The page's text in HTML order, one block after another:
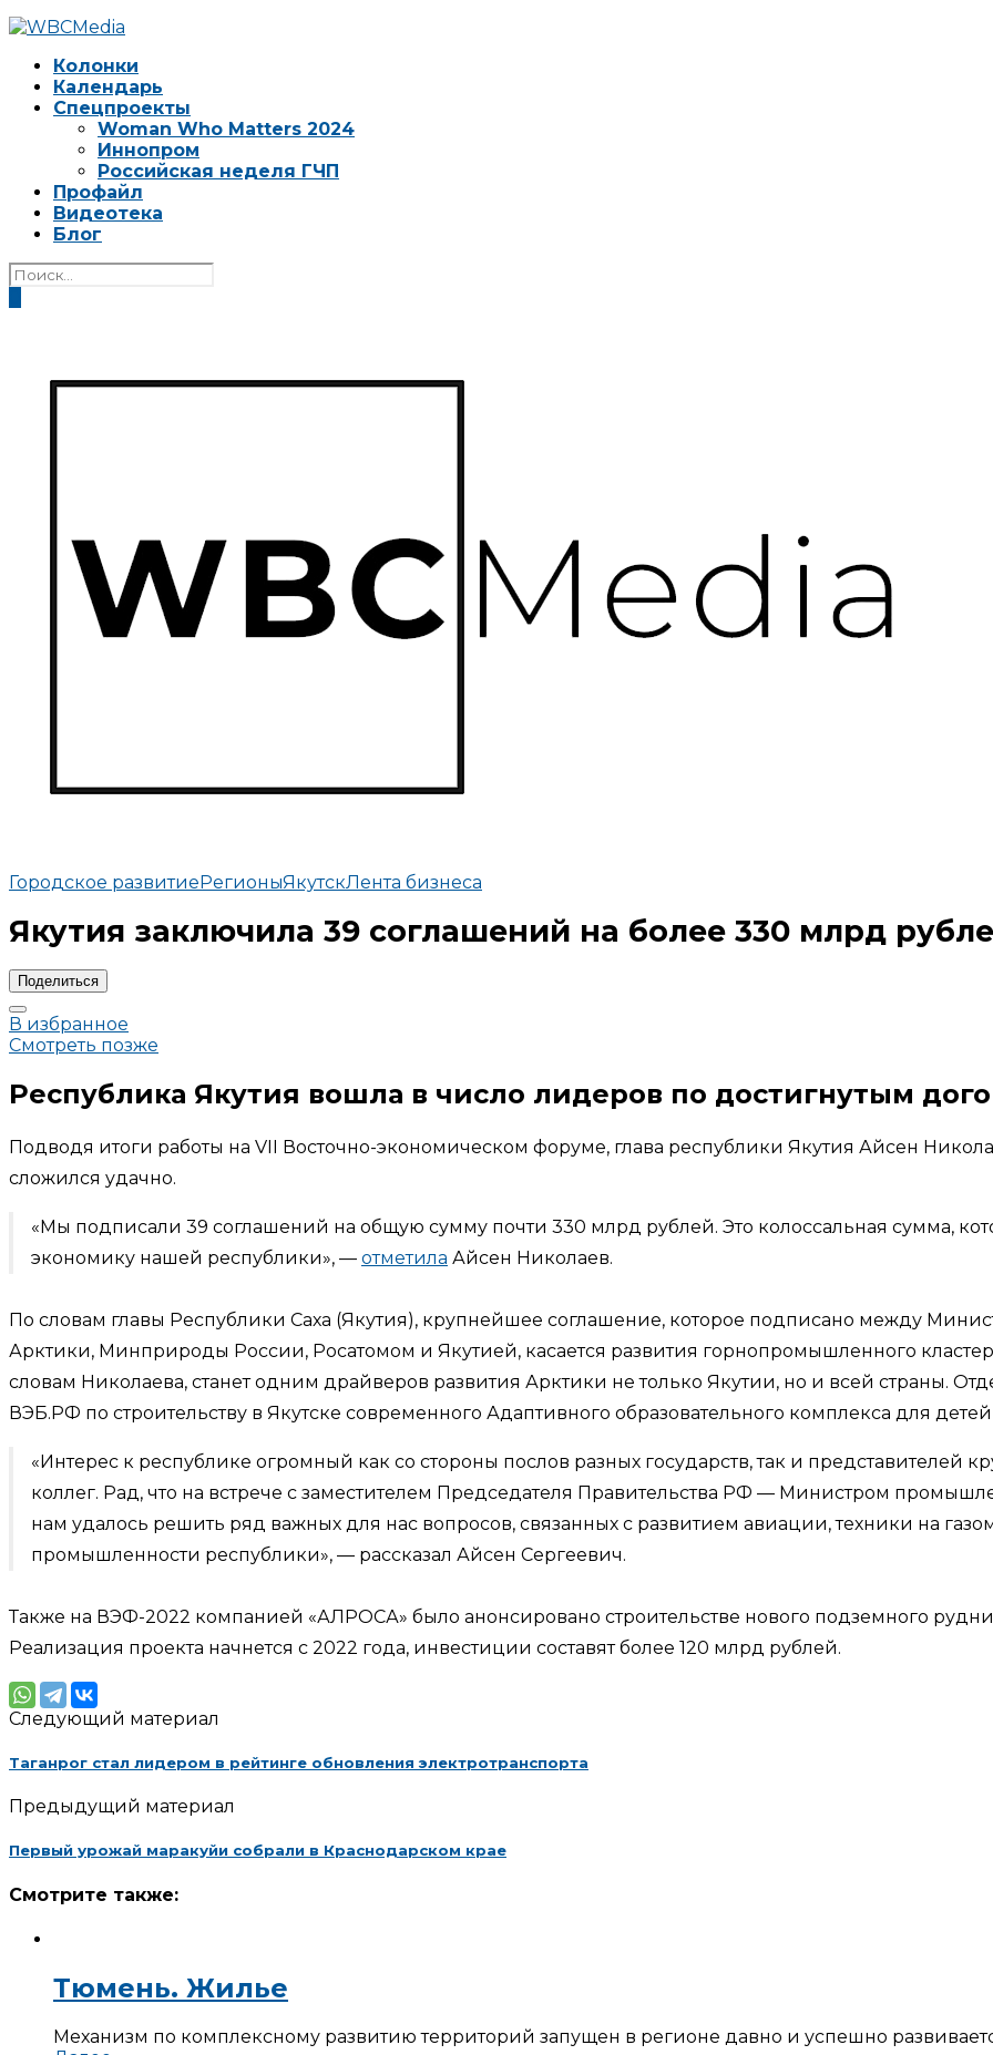
Колонки
Календарь
Спецпроекты
Woman Who Matters 2024
Иннопром
Российская неделя ГЧП
Профайл
Видеотека
Блог
Городское развитиеРегионыЯкутскЛента бизнеса
Якутия заключила 39 соглашений на более 330 млрд
Поделиться
В избранное
Смотреть позже
Республика Якутия вошла в число лидеров по достигнутым
Подводя итоги работы на VII Восточно-экономическом форуме, глава республики Якутия Айсен
сложился удачно.
«Мы подписали 39 соглашений на общую сумму почти 330 млрд рублей. Это колоссальная сумма,
экономику нашей республики», — отметила Айсен Николаев.
По словам главы Республики Саха (Якутия), крупнейшее соглашение, которое подписано между
Арктики, Минприроды России, Росатомом и Якутией, касается развития горнопромышленного
словам Николаева, станет одним драйверов развития Арктики не только Якутии, но и всей страны.
ВЭБ.РФ по строительству в Якутске современного Адаптивного образовательного комплекса для
«Интерес к республике огромный как со стороны послов разных государств, так и представителей
коллег. Рад, что на встрече с заместителем Председателя Правительства РФ — Министром
нам удалось решить ряд важных для нас вопросов, связанных с развитием авиации, техники на
промышленности республики», — рассказал Айсен Сергеевич.
Также на ВЭФ-2022 компанией «АЛРОСА» было анонсировано строительстве нового подземного
Реализация проекта начнется с 2022 года, инвестиции составят более 120 млрд рублей.
Следующий материал
Таганрог стал лидером в рейтинге обновления электротранспорта
Предыдущий материал
Первый урожай маракуйи собрали в Краснодарском крае
Смотрите также:
Тюмень. Жилье
Механизм по комплексному развитию территорий запущен в регионе давно и успешно